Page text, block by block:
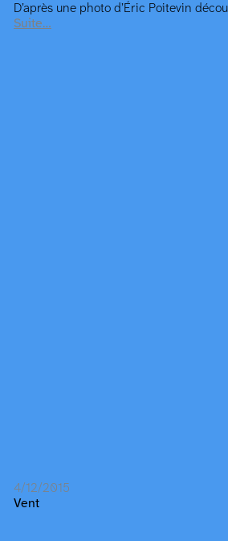
D’après une photo d’Éric Poitevin
Suite…
4/12/2015
Vent